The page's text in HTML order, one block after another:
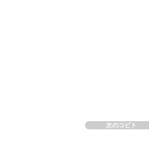
次のコビト